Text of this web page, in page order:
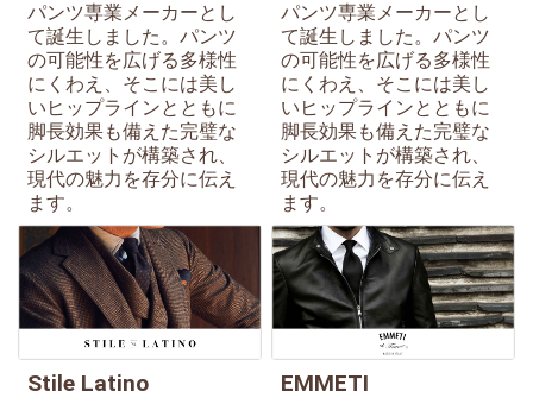
パンツ専業メーカーとし
て誕生しました。パンツ
の可能性を広げる多様性
にくわえ、そこには美し
いヒップラインとともに
脚長効果も備えた完璧な
シルエットが構築され、
現代の魅力を存分に伝え
ます。
パンツ専業メーカーとし
て誕生しました。パンツ
の可能性を広げる多様性
にくわえ、そこには美し
いヒップラインとともに
脚長効果も備えた完璧な
シルエットが構築され、
現代の魅力を存分に伝え
ます。
Stile Latino EMMETI